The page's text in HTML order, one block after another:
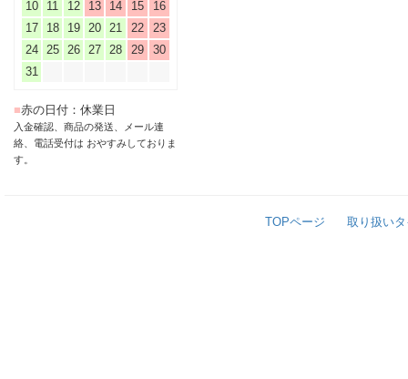
10
11 12 13 14 15
16
17
18 19 20 21 22
23
24
25 26 27 28 29
30
31
■赤の日付：休業日
入金確認、商品の発送、メール連
絡、電話受付は おやすみしておりま
す。
TOPページ 取り扱い